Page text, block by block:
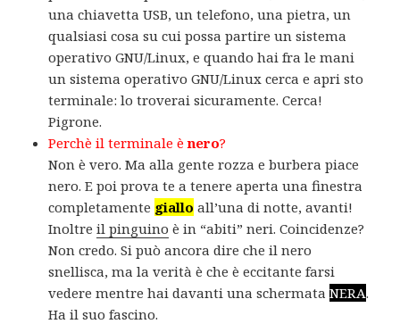
una chiavetta USB, un telefono, una pietra, un
qualsiasi cosa su cui possa partire un sistema
operativo GNU/Linux, e quando hai fra le mani
un sistema operativo GNU/Linux cerca e apri sto
terminale: lo troverai sicuramente. Cerca!
Pigrone.
Perchè il terminale ènero?
Non è vero. Ma alla gente rozza e burbera piace
nero. E poi prova te a tenere aperta una finestra
completamente giallo all’una di notte, avanti!
Inoltreil pinguino è in “abiti” neri. Coincidenze?
Non credo. Si può ancora dire che il nero
snellisca, ma la verità è che è eccitante farsi
vedere mentre hai davanti una schermataNERA.
Ha il suo fascino.